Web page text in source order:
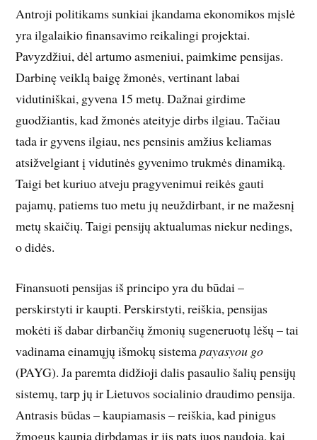
Antroji politikams sunkiai įkandama ekonomikos mįslė
yra ilgalaikio finansavimo reikalingi projektai.
Pavyzdžiui, dėl artumo asmeniui, paimkime pensijas.
Darbinę veiklą baigę žmonės, vertinant labai
vidutiniškai, gyvena 15 metų. Dažnai girdime
guodžiantis, kad žmonės ateityje dirbs ilgiau. Tačiau
tada ir gyvens ilgiau, nes pensinis amžius keliamas
atsižvelgiant į vidutinės gyvenimo truk­mės dinamiką.
Taigi bet kuriuo atveju pragyvenimui reikės gauti
pajamų, patiems tuo metu jų neuždirbant, ir ne mažesnį
metų skaičių. Taigi pensijų aktualumas niekur nedings,
o didės.
Finansuoti pensijas iš principo yra du būdai –
perskirstyti ir kaupti. Perskirstyti, reiškia, pensijas
mokėti iš dabar dirbančių žmonių sugeneruotų lėšų – tai
vadinama einamųjų išmokų sistemapayasyou go
(PAYG). Ja paremta didžioji dalis pasaulio šalių pensijų
sistemų, tarp jų ir Lietuvos socialinio draudimo pensija.
Ant­rasis būdas – kaupiamasis – reiškia, kad pinigus
žmogus kaupia dirbdamas ir jis pats juos naudoja, kai